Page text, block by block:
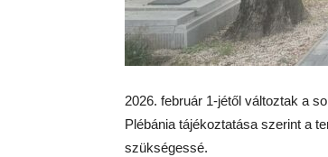
2026. február 1-jétől változtak a
Plébánia tájékoztatása szerint a
szükségessé.